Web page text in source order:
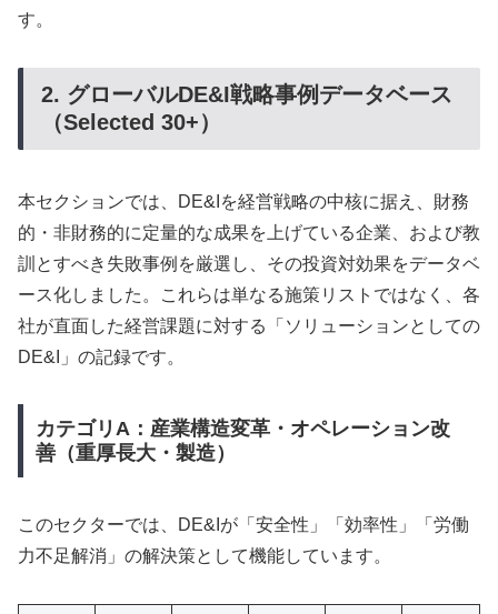
す。
2. グローバルDE&I戦略事例データベース
（Selected 30+）
本セクションでは、DE&Iを経営戦略の中核に据え、財務
的・非財務的に定量的な成果を上げている企業、および教
訓とすべき失敗事例を厳選し、その投資対効果をデータベ
ース化しました。これらは単なる施策リストではなく、各
社が直面した経営課題に対する「ソリューションとしての
DE&I」の記録です。
カテゴリA：産業構造変革・オペレーション改
善（重厚長大・製造）
このセクターでは、DE&Iが「安全性」「効率性」「労働
力不足解消」の解決策として機能しています。